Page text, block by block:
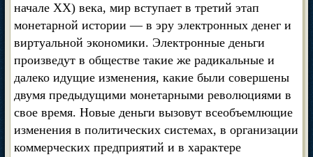
начале XX) века, мир вступает в третий этап
монетарной истории — в эру электронных денег и
виртуальной экономики. Электронные деньги
произведут в обществе такие же радикальные и
далеко идущие изменения, какие были совершены
двумя предыдущими монетарными революциями в
свое время. Новые деньги вызовут всеобъемлющие
изменения в политических системах, в организации
коммерческих предприятий и в характере